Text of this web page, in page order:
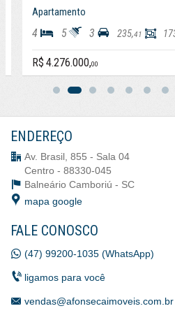
Apartamento
5 3 235, 41 173, 79
R$ 4.276.000,00
ENDEREÇO
Av. Brasil, 855 - Sala 04
Centro - 88330-045
Balneário Camboriú - SC
mapa google
FALE CONOSCO
(47) 99200-1035 (WhatsApp)
ligamos para você
vendas@afonsecaimoveis.com.br